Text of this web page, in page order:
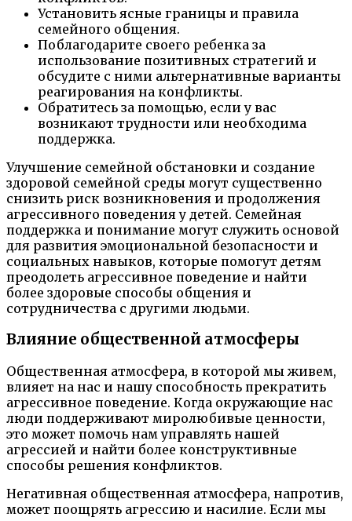
Установить ясные границы и правила
семейного общения.
Поблагодарите своего ребенка за
использование позитивных стратегий и
обсудите с ними альтернативные варианты
реагирования на конфликты.
Обратитесь за помощью, если у вас
возникают трудности или необходима
поддержка.
Улучшение семейной обстановки и создание
здоровой семейной среды могут существенно
снизить риск возникновения и продолжения
агрессивного поведения у детей. Семейная
поддержка и понимание могут служить основой
для развития эмоциональной безопасности и
социальных навыков, которые помогут детям
преодолеть агрессивное поведение и найти
более здоровые способы общения и
сотрудничества с другими людьми.
Влияние общественной атмосферы
Общественная атмосфера, в которой мы живем,
влияет на нас и нашу способность прекратить
агрессивное поведение. Когда окружающие нас
люди поддерживают миролюбивые ценности,
это может помочь нам управлять нашей
агрессией и найти более конструктивные
способы решения конфликтов.
Негативная общественная атмосфера, напротив,
может поощрять агрессию и насилие. Если мы